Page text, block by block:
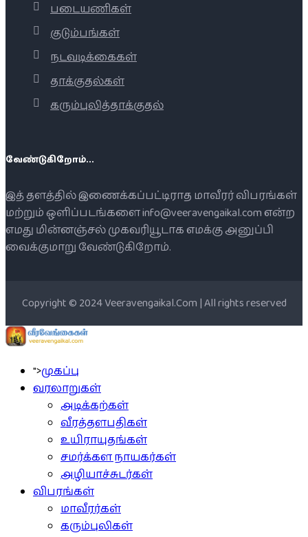
படையணிகள்
குடும்பங்கள்
நடவடிக்கைகள்
தாக்குதல்கள்
கரும்புலித்தாக்குதல்
வேண்டுகிறோம்...
இத் தளத்தில் இணைக்கப்பட்டிராத மாவீரர் விபரங்கள்
மற்றும் ஒளிப்படங்களை info@veeravengaikal.com என்ற
எமது மின்னஞ்சல் முகவரியூடாக எமக்கு அனுப்பி
வைக்குமாறு வேண்டுகிறோம்.
Copyright © 2024 Veeravengaikal.Com | All rights reserved
">முகப்பு
வரலாறுகள்
அடிக்கற்கள்
வீரத்தளபதிகள்
உயிராயுதங்கள்
சமர்க்கள நாயகர்கள்
அழியாச்சுடர்கள்
விபரங்கள்
மாவீரர்கள்
கரும்புலிகள்